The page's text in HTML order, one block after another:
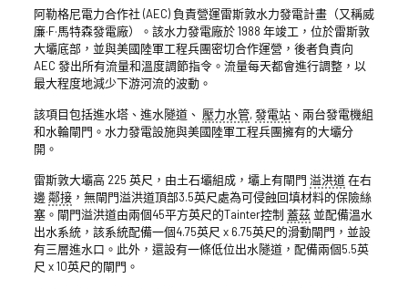
阿勒格尼電力合作社 (AEC) 負責營運雷斯敦水力發電計畫（又稱威
廉·F·馬特森發電廠）。該水力發電廠於 1988 年竣工，位於雷斯敦
大壩底部，並與美國陸軍工程兵團密切合作運營，後者負責向
AEC 發出所有流量和溫度調節指令。流量每天都會進行調整，以
最大程度地減少下游河流的波動。
該項目包括進水塔、進水隧道、 壓力水管,發電站、兩台發電機組
和水輪閘門。水力發電設施與美國陸軍工程兵團擁有的大壩分
開。
雷斯敦大壩高 225 英尺，由土石壩組成，壩上有閘門 溢洪道在右
邊鄰接，無閘門溢洪道頂部3.5英尺處為可侵蝕回填材料的保險絲
塞。閘門溢洪道由兩個45平方英尺的Tainter控制 蓋茲並配備溫水
出水系統，該系統配備一個4.75英尺 x 6.75英尺的滑動閘門，並設
有三層進水口。此外，還設有一條低位出水隧道，配備兩個5.5英
尺 x 10英尺的閘門。